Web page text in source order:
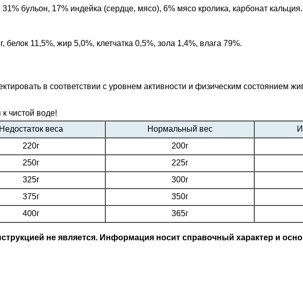
бульон, 17% индейка (сердце, мясо), 6% мясо кролика, карбонат кальция.
11,5%, жир 5,0%, клетчатка 0,5%, зола 1,4%, влага 79%.
в соответствии с уровнем активности и физическим состоянием
чистой воде!
Недостаток веса Нормальный вес
220г 200г
250г 225г
325г 300г
375г 350г
400г 365г
не является. Информация носит справочный характер и